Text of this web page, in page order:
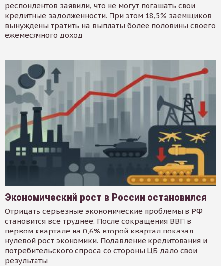
респондентов заявили, что не могут погашать свои
кредитные задолженности. При этом 18,5% заемщиков
вынуждены тратить на выплаты более половины своего
ежемесячного доход
Экономический рост в России остановился
Отрицать серьезные экономические проблемы в РФ
становится все труднее. После сокращения ВВП в
первом квартале на 0,6% второй квартал показал
нулевой рост экономики. Подавление кредитования и
потребительского спроса со стороны ЦБ дало свои
результаты